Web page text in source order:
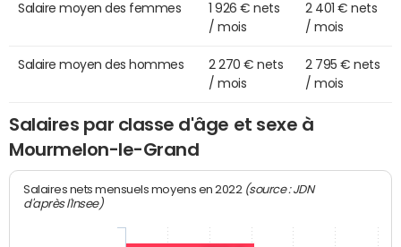
Salaire moyen des femmes
1 926 € nets
/ mois
2 401 € nets
/ mois
Salaire moyen des hommes
2 270 € nets
/ mois
2 795 € nets
/ mois
Salaires par classe d'âge et sexe à
Mourmelon-le-Grand
Salaires nets mensuels moyens en 2022 (source : JDN
d'après l'Insee)